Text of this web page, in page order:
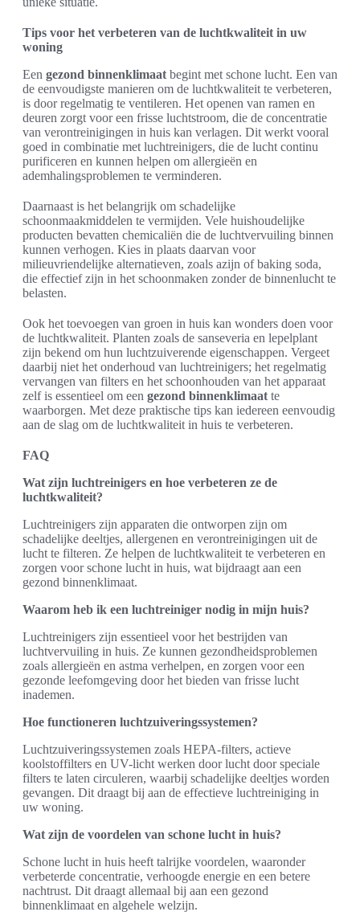
Tips voor het verbeteren van de luchtkwaliteit in uw
woning
Een gezond binnenklimaat begint met schone lucht. Een van
de eenvoudigste manieren om de luchtkwaliteit te verbeteren,
is door regelmatig te ventileren. Het openen van ramen en
deuren zorgt voor een frisse luchtstroom, die de concentratie
van verontreinigingen in huis kan verlagen. Dit werkt vooral
goed in combinatie met luchtreinigers, die de lucht continu
purificeren en kunnen helpen om allergieën en
ademhalingsproblemen te verminderen.
Daarnaast is het belangrijk om schadelijke
schoonmaakmiddelen te vermijden. Vele huishoudelijke
producten bevatten chemicaliën die de luchtvervuiling binnen
kunnen verhogen. Kies in plaats daarvan voor
milieuvriendelijke alternatieven, zoals azijn of baking soda,
die effectief zijn in het schoonmaken zonder de binnenlucht te
belasten.
Ook het toevoegen van groen in huis kan wonders doen voor
de luchtkwaliteit. Planten zoals de sanseveria en lepelplant
zijn bekend om hun luchtzuiverende eigenschappen. Vergeet
daarbij niet het onderhoud van luchtreinigers; het regelmatig
vervangen van filters en het schoonhouden van het apparaat
zelf is essentieel om een gezond binnenklimaat te
waarborgen. Met deze praktische tips kan iedereen eenvoudig
aan de slag om de luchtkwaliteit in huis te verbeteren.
FAQ
Wat zijn luchtreinigers en hoe verbeteren ze de
luchtkwaliteit?
Luchtreinigers zijn apparaten die ontworpen zijn om
schadelijke deeltjes, allergenen en verontreinigingen uit de
lucht te filteren. Ze helpen de luchtkwaliteit te verbeteren en
zorgen voor schone lucht in huis, wat bijdraagt aan een
gezond binnenklimaat.
Waarom heb ik een luchtreiniger nodig in mijn huis?
Luchtreinigers zijn essentieel voor het bestrijden van
luchtvervuiling in huis. Ze kunnen gezondheidsproblemen
zoals allergieën en astma verhelpen, en zorgen voor een
gezonde leefomgeving door het bieden van frisse lucht
inademen.
Hoe functioneren luchtzuiveringssystemen?
Luchtzuiveringssystemen zoals HEPA-filters, actieve
koolstoffilters en UV-licht werken door lucht door speciale
filters te laten circuleren, waarbij schadelijke deeltjes worden
gevangen. Dit draagt bij aan de effectieve luchtreiniging in
uw woning.
Wat zijn de voordelen van schone lucht in huis?
Schone lucht in huis heeft talrijke voordelen, waaronder
verbeterde concentratie, verhoogde energie en een betere
nachtrust. Dit draagt allemaal bij aan een gezond
binnenklimaat en algehele welzijn.